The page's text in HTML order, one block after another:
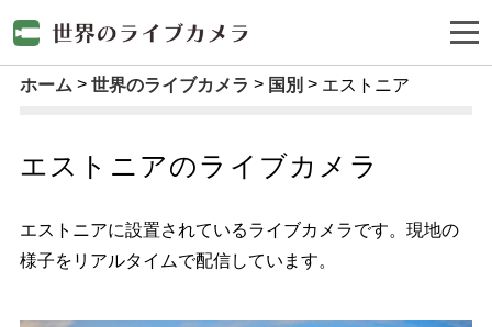
ホーム 世界のライブカメラ 国別 エストニア
エストニアのライブカメラ
エストニアに設置されているライブカメラです。現地の
様子をリアルタイムで配信しています。